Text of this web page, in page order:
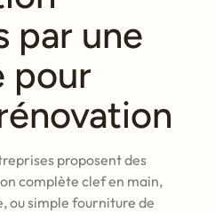
par une
pour
proposent des
complète clef en main,
ou simple fourniture de